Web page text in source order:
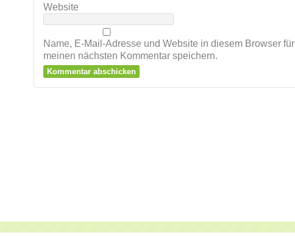
Website
Name, E-Mail-Adresse und Website in diesem Browser für
meinen nächsten Kommentar speichern.